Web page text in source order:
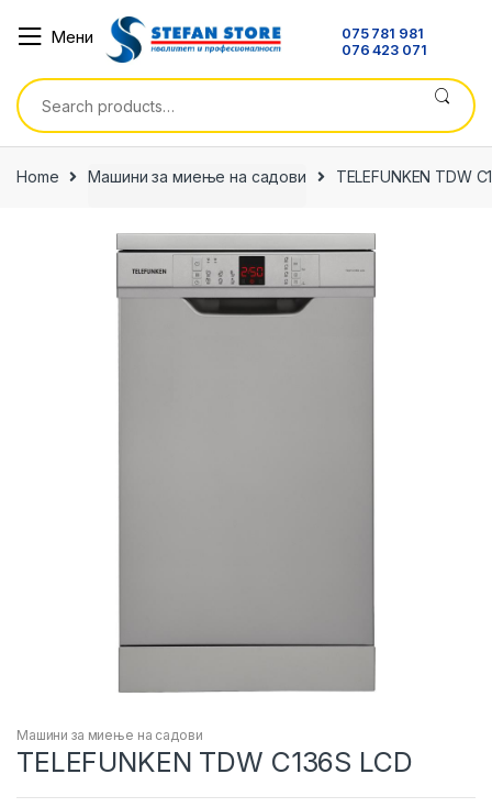
Мени
075 781 981
076 423 071
Search
for:
Home Машини за миење на садови TELEFUNKEN TDW
Машини за миење на садови
TELEFUNKEN TDW C136S LCD